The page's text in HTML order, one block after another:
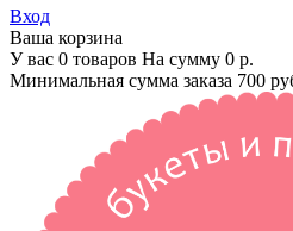
Вход
Ваша корзина
У вас 0 товаров На сумму 0 р.
Минимальная сумма заказа 700